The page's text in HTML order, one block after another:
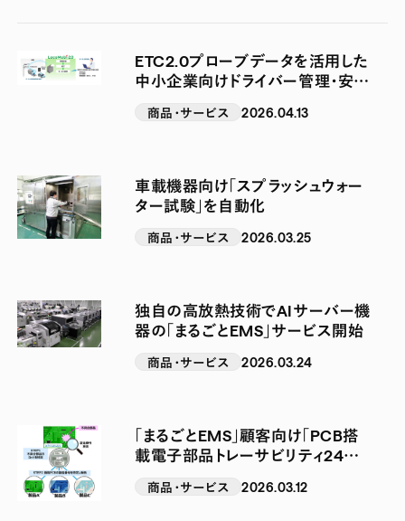
ETC2.0プローブデータを活用した
中小企業向けドライバー管理・安全
同で推進
商品・サービス 2026.04.13
車載機器向け「スプラッシュウォー
ター試験」を自動化
商品・サービス 2026.03.25
独自の高放熱技術でAIサーバー機
器の「まるごとEMS」サービス開始
商品・サービス 2026.03.24
「まるごとEMS」顧客向け「PCB搭
載電子部品トレーサビリティ24時
商品・サービス 2026.03.12